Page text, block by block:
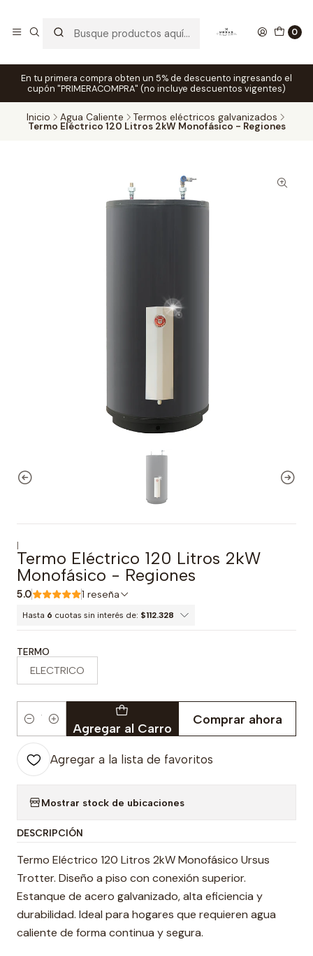
0
En tu primera compra obten un 5% de descuento ingresando el
cupón "PRIMERACOMPRA" (no incluye descuentos vigentes)
Inicio Agua Caliente Termos eléctricos galvanizados
Termo Eléctrico 120 Litros 2kW Monofásico - Regiones
|
Termo Eléctrico 120 Litros 2kW
Monofásico - Regiones
5.0 1 reseña
Hasta 6 cuotas sin interés de: $112.328
TERMO
ELECTRICO
Cantidad Agregar al Carro
Comprar ahora
Agregar a la lista de favoritos
Mostrar stock de ubicaciones
DESCRIPCIÓN
Termo Eléctrico 120 Litros 2kW Monofásico Ursus
Trotter. Diseño a piso con conexión superior.
Estanque de acero galvanizado, alta eficiencia y
durabilidad. Ideal para hogares que requieren agua
caliente de forma continua y segura.